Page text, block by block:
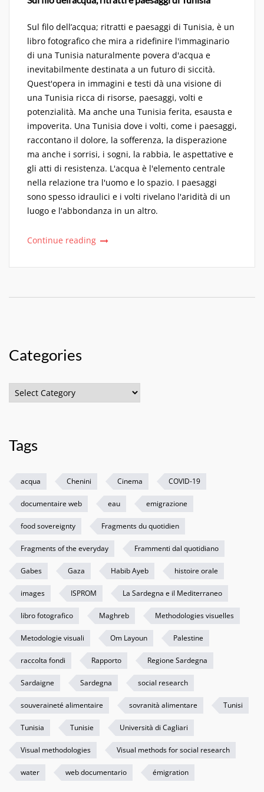
Sul filo dell’acqua; ritratti e paesaggi di Tunisia, è un
libro fotografico che mira a ridefinire l'immaginario
di una Tunisia naturalmente povera d'acqua e
inevitabilmente destinata a un futuro di siccità.
Quest'opera in immagini e testi dà una visione di
una Tunisia ricca di risorse, paesaggi, volti e
potenzialità. Ma anche una Tunisia ferita, esausta e
impoverita. Una Tunisia dove i volti, come i paesaggi,
raccontano il dolore, la sofferenza, la disperazione
ma anche i sorrisi, i sogni, la rabbia, le aspettative e
gli atti di resistenza. L'acqua è l'elemento centrale
nella relazione tra l'uomo e lo spazio. I paesaggi
sono spesso idraulici e i volti rivelano l'aridità di un
luogo e l'abbondanza in un altro.
Continue reading
Categories
Categories
Tags
acqua Chenini Cinema COVID-19
documentaire web eau emigrazione
food sovereignty Fragments du quotidien
Fragments of the everyday Frammenti dal quotidiano
Gabes Gaza Habib Ayeb histoire orale
images ISPROM La Sardegna e il Mediterraneo
libro fotografico Maghreb Methodologies visuelles
Metodologie visuali Om Layoun Palestine
raccolta fondi Rapporto Regione Sardegna
Sardaigne Sardegna social research
souveraineté alimentaire sovranità alimentare Tunisi
Tunisia Tunisie Università di Cagliari
Visual methodologies Visual methods for social research
water web documentario émigration